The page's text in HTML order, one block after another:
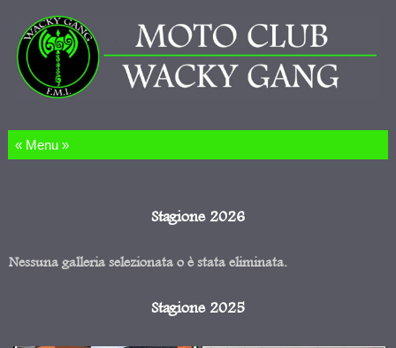
Salta al contenuto
Stagione 2026
Nessuna galleria selezionata o è stata eliminata.
Stagione 2025